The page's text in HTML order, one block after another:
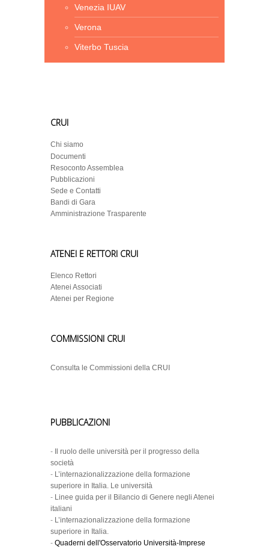
Venezia IUAV
Verona
Viterbo Tuscia
CRUI
Chi siamo
Documenti
Resoconto Assemblea
Pubblicazioni
Sede e Contatti
Bandi di Gara
Amministrazione Trasparente
ATENEI E RETTORI CRUI
Elenco Rettori
Atenei Associati
Atenei per Regione
COMMISSIONI CRUI
Consulta le Commissioni della CRUI
PUBBLICAZIONI
-
Il ruolo delle università per il progresso della
società
- L’internazionalizzazione della formazione
superiore in Italia. Le università
- Linee guida per il Bilancio di Genere negli Atenei
italiani
- L’internazionalizzazione della formazione
superiore in Italia.
- Quaderni dell'Osservatorio Università-Imprese